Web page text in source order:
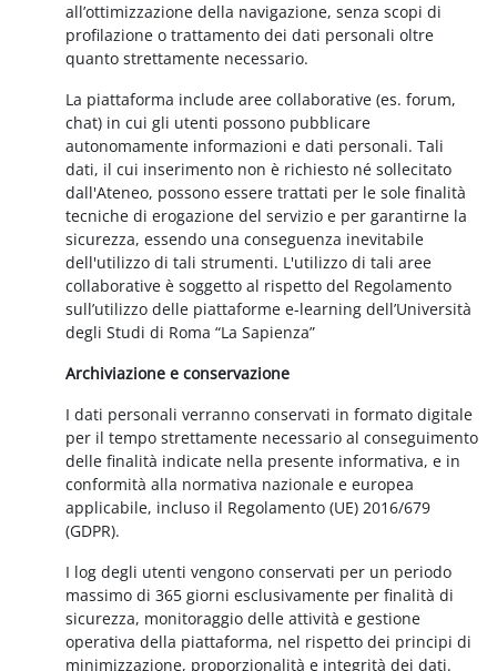
all’ottimizzazione della navigazione, senza scopi di
profilazione o trattamento dei dati personali oltre
quanto strettamente necessario.
La piattaforma include aree collaborative (es. forum,
chat) in cui gli utenti possono pubblicare
autonomamente informazioni e dati personali. Tali
dati, il cui inserimento non è richiesto né sollecitato
dall'Ateneo, possono essere trattati per le sole finalità
tecniche di erogazione del servizio e per garantirne la
sicurezza, essendo una conseguenza inevitabile
dell'utilizzo di tali strumenti. L'utilizzo di tali aree
collaborative è soggetto al rispetto del Regolamento
sull’utilizzo delle piattaforme e-learning dell’Università
degli Studi di Roma “La Sapienza”
Archiviazione e conservazione
I dati personali verranno conservati in formato digitale
per il tempo strettamente necessario al conseguimento
delle finalità indicate nella presente informativa, e in
conformità alla normativa nazionale e europea
applicabile, incluso il Regolamento (UE) 2016/679
(GDPR).
I log degli utenti vengono conservati per un periodo
massimo di 365 giorni esclusivamente per finalità di
sicurezza, monitoraggio delle attività e gestione
operativa della piattaforma, nel rispetto dei principi di
minimizzazione, proporzionalità e integrità dei dati.